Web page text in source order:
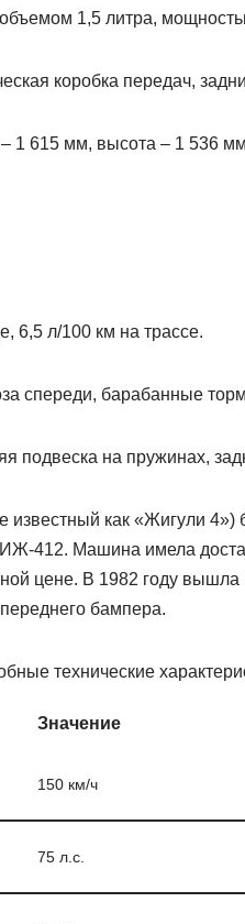
1,5 литра,
коробка передач,
1 615 мм, высота – 1 536
6,5 л/100 км на трассе.
спереди, барабанные
подвеска на пружинах,
известный как «Жигули 4»)
412. Машина имела
цене. В 1982 году
бампера.
технические
Значение
150 км/ч
75 л.с.